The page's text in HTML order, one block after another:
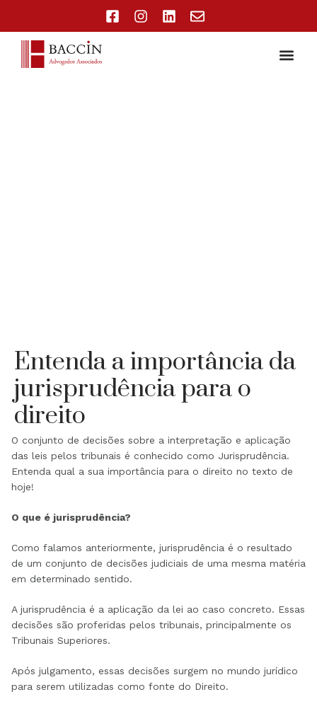
Entenda a importância da
jurisprudência para o
direito
O conjunto de decisões sobre a interpretação e aplicação
das leis pelos tribunais é conhecido como Jurisprudência.
Entenda qual a sua importância para o direito no texto de
hoje!
O que é jurisprudência?
Como falamos anteriormente, jurisprudência é o resultado
de um conjunto de decisões judiciais de uma mesma matéria
em determinado sentido.
A jurisprudência é a aplicação da lei ao caso concreto. Essas
decisões são proferidas pelos tribunais, principalmente os
Tribunais Superiores.
Após julgamento, essas decisões surgem no mundo jurídico
para serem utilizadas como fonte do Direito.